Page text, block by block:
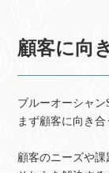
顧客に向
ブルーオーシャン
まず顧客に向き合
顧客のニーズや課